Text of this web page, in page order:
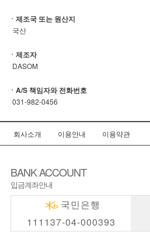
ㆍ제조국 또는 원산지
국산
ㆍ제조자
DASOM
ㆍA/S 책임자와 전화번호
031-982-0456
회사소개 이용안내 이용약관
BANK ACCOUNT
입금계좌안내
국민은행
111137-04-000393